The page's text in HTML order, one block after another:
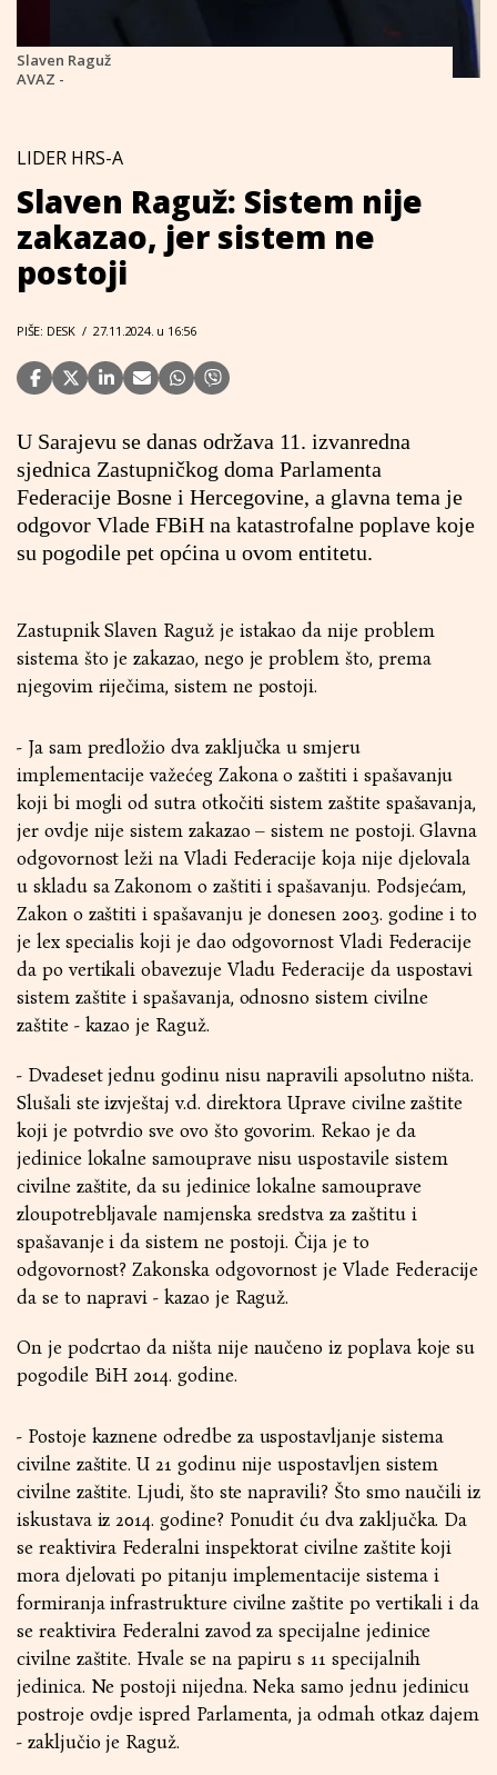
Slaven Raguž
AVAZ -
LIDER HRS-A
Slaven Raguž: Sistem nije
zakazao, jer sistem ne
postoji
PIŠE: DESK / 27.11.2024. u 16:56
U Sarajevu se danas održava 11. izvanredna
sjednica Zastupničkog doma Parlamenta
Federacije Bosne i Hercegovine, a glavna tema je
odgovor Vlade FBiH na katastrofalne poplave koje
su pogodile pet općina u ovom entitetu.
Zastupnik Slaven Raguž je istakao da nije problem
sistema što je zakazao, nego je problem što, prema
njegovim riječima, sistem ne postoji.
- Ja sam predložio dva zaključka u smjeru
implementacije važećeg Zakona o zaštiti i spašavanju
koji bi mogli od sutra otkočiti sistem zaštite spašavanja,
jer ovdje nije sistem zakazao – sistem ne postoji. Glavna
odgovornost leži na Vladi Federacije koja nije djelovala
u skladu sa Zakonom o zaštiti i spašavanju. Podsjećam,
Zakon o zaštiti i spašavanju je donesen 2003. godine i to
je lex specialis koji je dao odgovornost Vladi Federacije
da po vertikali obavezuje Vladu Federacije da uspostavi
sistem zaštite i spašavanja, odnosno sistem civilne
zaštite - kazao je Raguž.
- Dvadeset jednu godinu nisu napravili apsolutno ništa.
Slušali ste izvještaj v.d. direktora Uprave civilne zaštite
koji je potvrdio sve ovo što govorim. Rekao je da
jedinice lokalne samouprave nisu uspostavile sistem
civilne zaštite, da su jedinice lokalne samouprave
zloupotrebljavale namjenska sredstva za zaštitu i
spašavanje i da sistem ne postoji. Čija je to
odgovornost? Zakonska odgovornost je Vlade Federacije
da se to napravi - kazao je Raguž.
On je podcrtao da ništa nije naučeno iz poplava koje su
pogodile BiH 2014. godine.
- Postoje kaznene odredbe za uspostavljanje sistema
civilne zaštite. U 21 godinu nije uspostavljen sistem
civilne zaštite. Ljudi, što ste napravili? Što smo naučili iz
iskustava iz 2014. godine? Ponudit ću dva zaključka. Da
se reaktivira Federalni inspektorat civilne zaštite koji
mora djelovati po pitanju implementacije sistema i
formiranja infrastrukture civilne zaštite po vertikali i da
se reaktivira Federalni zavod za specijalne jedinice
civilne zaštite. Hvale se na papiru s 11 specijalnih
jedinica. Ne postoji nijedna. Neka samo jednu jedinicu
postroje ovdje ispred Parlamenta, ja odmah otkaz dajem
- zaključio je Raguž.